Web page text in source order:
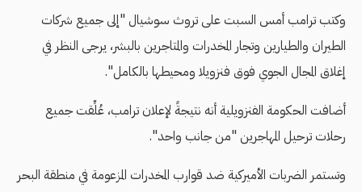
وكتب ترامب أمس السبت على تروث سوشيال "إلى جميع شركات
الطيران والطيارين وتجار المخدرات والمتاجرين بالبشر، يرجى النظر في
إغلاق المجال الجوي فوق فنزويلا ومحيطها بالكامل".
أضافت الحكومة الفنزويلية أنه نتيجةً لإعلان ترامب، عُلِّقت جميع
رحلات ترحيل المهاجرين "من جانب واحد".
وتستمر الضربات الأميركية ضد قوارب المخدرات المزعومة في منطقة البحر